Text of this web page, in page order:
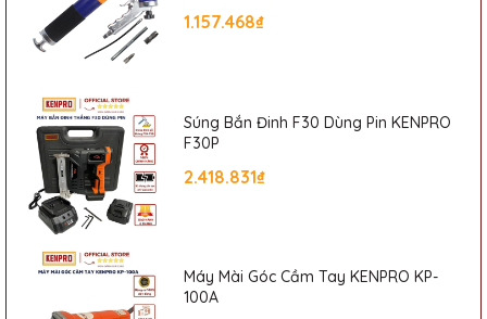
1.157.468₫
Súng Bắn Đinh F30 Dùng Pin KENPRO
F30P
2.418.831₫
Máy Mài Góc Cầm Tay KENPRO KP-
100A